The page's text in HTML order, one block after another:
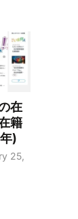
在
籍
)
25,